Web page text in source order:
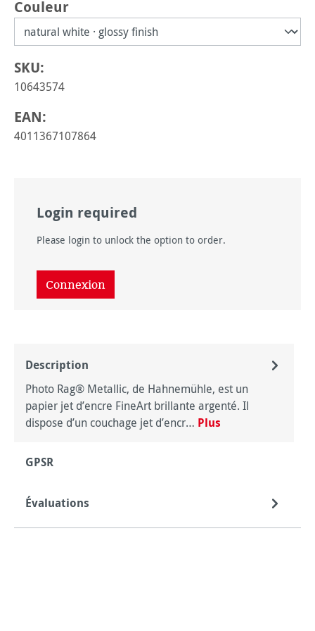
Sélectionnez
Couleur
SKU:
10643574
EAN:
4011367107864
Login required
Please login to unlock the option to order.
Connexion
Description
Photo Rag® Metallic, de Hahnemühle, est un
papier jet d’encre FineArt brillante argenté. Il
dispose d’un couchage jet d’encr… Plus
GPSR
Évaluations